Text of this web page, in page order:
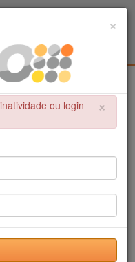
×
ou login não
×
×
ou login